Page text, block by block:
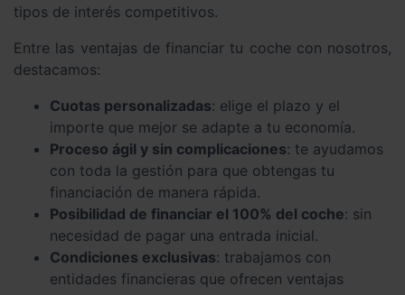
tipos de interés competitivos.
Entre las ventajas de financiar tu coche con nosotros,
destacamos:
Cuotas personalizadas: elige el plazo y el
importe que mejor se adapte a tu economía.
Proceso ágil y sin complicaciones: te ayudamos
con toda la gestión para que obtengas tu
financiación de manera rápida.
Posibilidad de financiar el 100% del coche: sin
necesidad de pagar una entrada inicial.
Condiciones exclusivas: trabajamos con
entidades financieras que ofrecen ventajas